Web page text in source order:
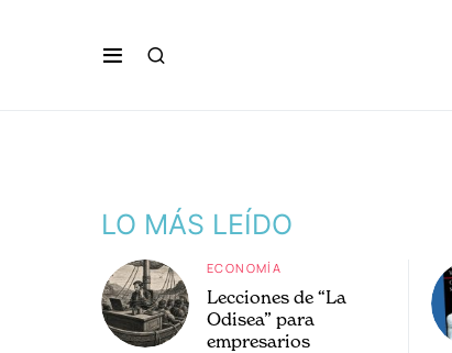
LO MÁS LEÍDO
ECONOMÍA
Lecciones de “La
Odisea” para
empresarios